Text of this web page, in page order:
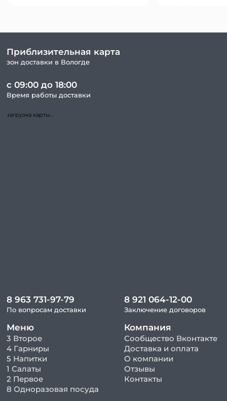
Приблизительная карта
зон доставки в Вологде
с 09:00 до 18:00
Время работы доставки
загрузка карты...
8 963 731-97-79
По вопросам доставки
Меню
3 Второе
4 Гарниры
5 Напитки
1 Салаты
2 Первое
8 Одноразовая посуда
8 921 064-12-00
Заключение договоров
Компания
Сообщество Вконтакте
Доставка и оплата
О компании
Отзывы
Контакты